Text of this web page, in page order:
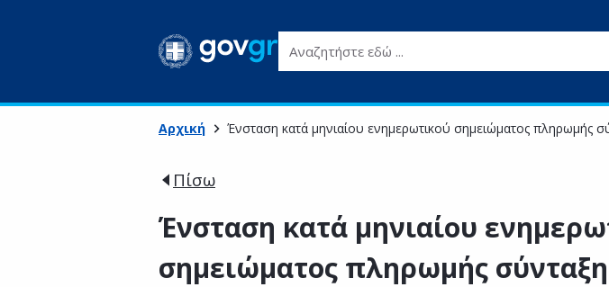
Αναζητήστε εδώ ...
Αρχική Ένσταση κατά μηνιαίου ενημερωτικού σημειώματος πληρωμής
Πίσω
Ένσταση κατά μηνιαίου
σημειώματος πληρωμής